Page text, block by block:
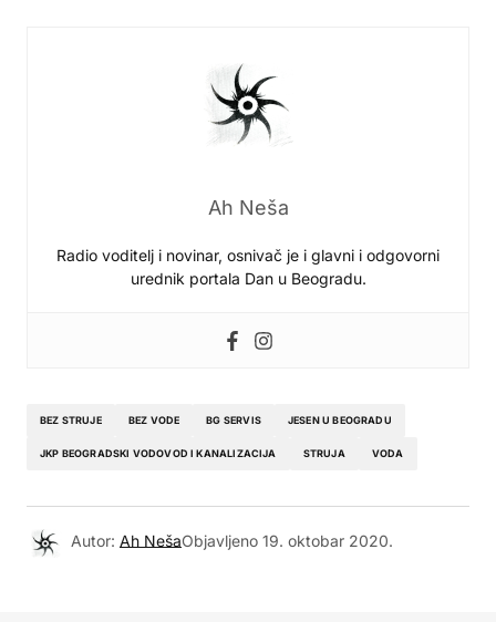
Ah Neša
Radio voditelj i novinar, osnivač je i glavni i odgovorni
urednik portala Dan u Beogradu.
BEZ STRUJE BEZ VODE BG SERVIS JESEN U BEOGRADU
JKP BEOGRADSKI VODOVOD I KANALIZACIJA STRUJA VODA
Autor: Ah NešaObjavljeno 19. oktobar 2020.